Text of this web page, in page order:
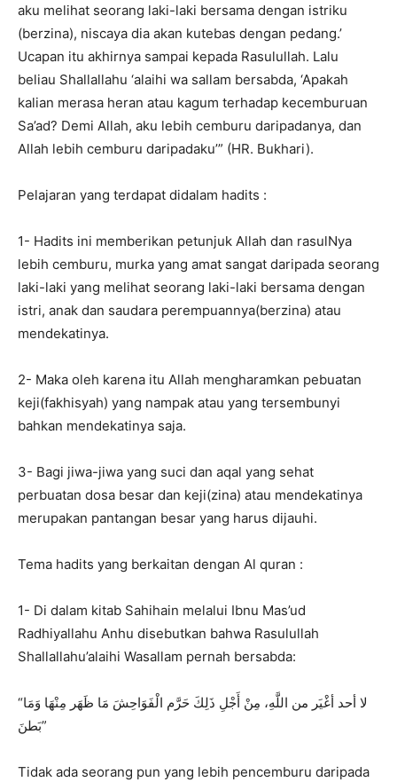
aku melihat seorang laki-laki bersama dengan istriku
(berzina), niscaya dia akan kutebas dengan pedang.’
Ucapan itu akhirnya sampai kepada Rasulullah. Lalu
beliau Shallallahu ‘alaihi wa sallam bersabda, ‘Apakah
kalian merasa heran atau kagum terhadap kecemburuan
Sa’ad? Demi Allah, aku lebih cemburu daripadanya, dan
Allah lebih cemburu daripadaku’” (HR. Bukhari).
Pelajaran yang terdapat didalam hadits :
1- Hadits ini memberikan petunjuk Allah dan rasulNya
lebih cemburu, murka yang amat sangat daripada seorang
laki-laki yang melihat seorang laki-laki bersama dengan
istri, anak dan saudara perempuannya(berzina) atau
mendekatinya.
2- Maka oleh karena itu Allah mengharamkan pebuatan
keji(fakhisyah) yang nampak atau yang tersembunyi
bahkan mendekatinya saja.
3- Bagi jiwa-jiwa yang suci dan aqal yang sehat
perbuatan dosa besar dan keji(zina) atau mendekatinya
merupakan pantangan besar yang harus dijauhi.
Tema hadits yang berkaitan dengan Al quran :
1- Di dalam kitab Sahihain melalui Ibnu Mas’ud
Radhiyallahu Anhu disebutkan bahwa Rasulullah
Shallallahu’alaihi Wasallam pernah bersabda:
“لا أحد أغْيَر من اللَّهِ، مِنْ أَجْلِ ذَلِكَ حَرَّم الْفَوَاحِشَ مَا ظَهَر مِنْهَا وَمَا
بَطنَ”
Tidak ada seorang pun yang lebih pencemburu daripada